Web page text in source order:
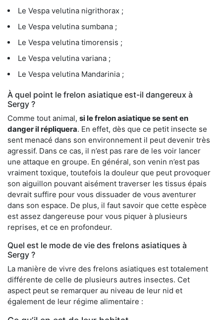
Le Vespa velutina nigrithorax ;
Le Vespa velutina sumbana ;
Le Vespa velutina timorensis ;
Le Vespa velutina variana ;
Le Vespa velutina Mandarinia ;
À quel point le frelon asiatique est-il dangereux à
Sergy ?
Comme tout animal, si le frelon asiatique se sent en
danger il répliquera. En effet, dès que ce petit insecte se
sent menacé dans son environnement il peut devenir très
agressif. Dans ce cas, il n’est pas rare de les voir lancer
une attaque en groupe. En général, son venin n’est pas
vraiment toxique, toutefois la douleur que peut provoquer
son aiguillon pouvant aisément traverser les tissus épais
devrait suffire pour vous dissuader de vous aventurer
dans son espace. De plus, il faut savoir que cette espèce
est assez dangereuse pour vous piquer à plusieurs
reprises, et ce en profondeur.
Quel est le mode de vie des frelons asiatiques à
Sergy ?
La manière de vivre des frelons asiatiques est totalement
différente de celle de plusieurs autres insectes. Cet
aspect peut se remarquer au niveau de leur nid et
également de leur régime alimentaire :